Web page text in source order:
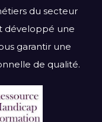
du secteur
développé une
garantir une
de qualité.